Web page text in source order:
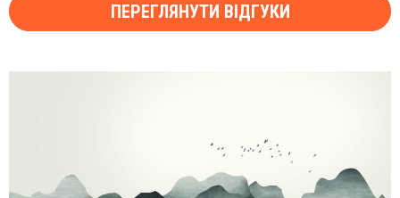
ПЕРЕГЛЯНУТИ ВІДГУКИ